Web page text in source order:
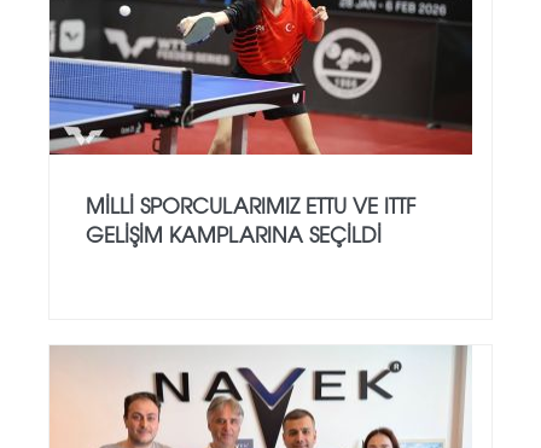
MILLI SPORCULARIMIZ ETTU VE ITTF
GELIŞIM KAMPLARINA SEÇILDI